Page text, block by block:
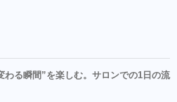
わる瞬間”を楽しむ。サロンでの1日の流